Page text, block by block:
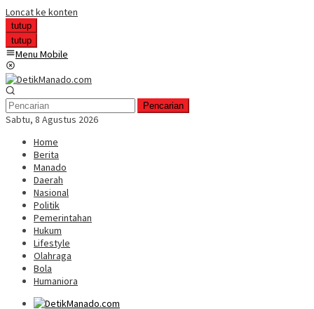
Loncat ke konten
tutup
tutup
Menu Mobile
Pencarian
Sabtu, 8 Agustus 2026
Home
Berita
Manado
Daerah
Nasional
Politik
Pemerintahan
Hukum
Lifestyle
Olahraga
Bola
Humaniora